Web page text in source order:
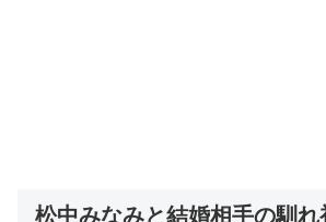
松中みなみと結婚相手の馴れ